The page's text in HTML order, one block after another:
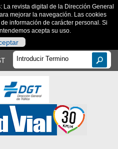
La revista digital de la Dirección General
mejorar la navegación. Las cookies
información de carácter personal. Si
acepta su uso.